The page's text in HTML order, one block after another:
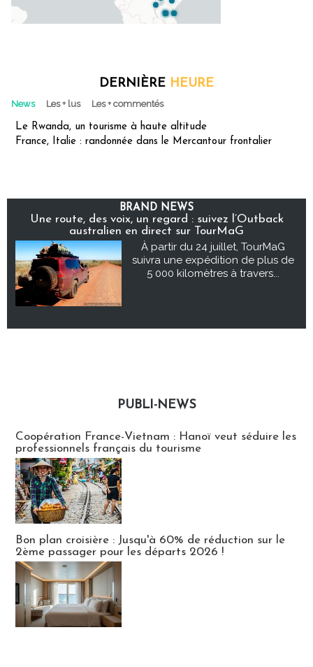
DERNIÈRE HEURE
News Les + lus Les + commentés
Le Rwanda, un tourisme à haute altitude
France, Italie : randonnée dans le Mercantour frontalier
BRAND NEWS
Une route, des voix, un regard : suivez l’Outback
australien en direct sur TourMaG
À partir du 24 juillet, TourMaG
suivra une expédition de plus de
5 000 kilomètres à travers...
PUBLI-NEWS
Coopération France-Vietnam : Hanoï veut séduire les
professionnels français du tourisme
Bon plan croisière : Jusqu'à 60% de réduction sur le
2ème passager pour les départs 2026 !